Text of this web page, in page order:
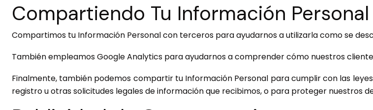
Compartiendo Tu Información Personal
Compartimos tu Información Personal con terceros para ayudarnos a utilizarla como se
También empleamos Google Analytics para ayudarnos a comprender cómo nuestros
Finalmente, también podemos compartir tu Información Personal para cumplir con las
registro u otras solicitudes legales de información que recibimos, o para proteger nuestros